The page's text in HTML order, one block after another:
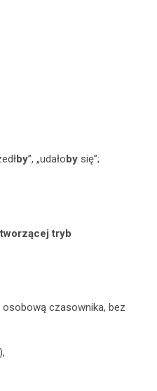
by”, „udałο by się”;
tryb
czasownika, bez